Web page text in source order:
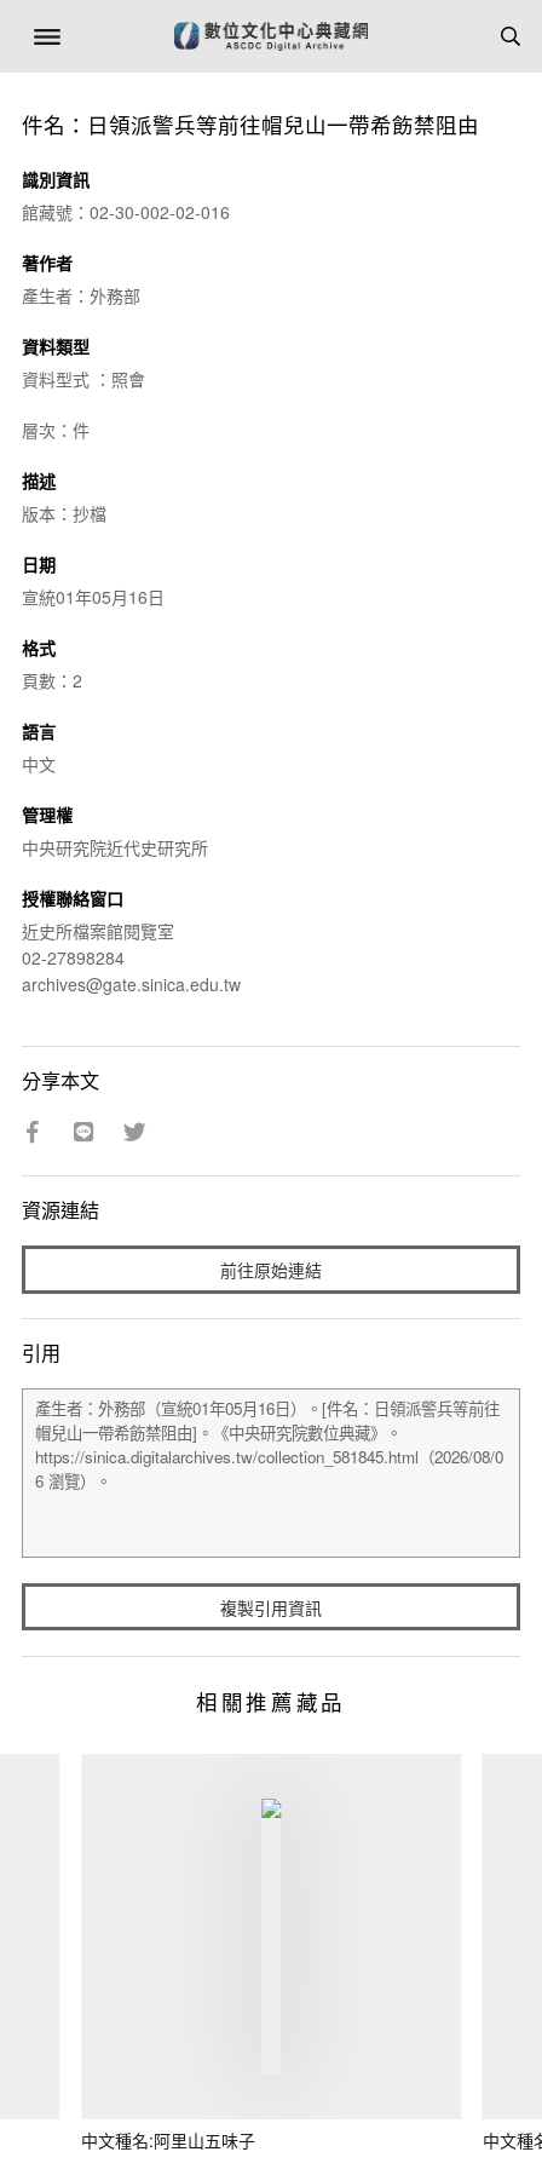
件名：日領派警兵等前往帽兒山一帶希飭禁阻由
識別資訊
館藏號：02-30-002-02-016
著作者
產生者：外務部
資料類型
資料型式 ：照會
層次：件
描述
版本：抄檔
日期
宣統01年05月16日
格式
頁數：2
語言
中文
管理權
中央研究院近代史研究所
授權聯絡窗口
近史所檔案館閱覽室
02-27898284
archives@gate.sinica.edu.tw
分享本文
資源連結
前往原始連結
引用
複製引用資訊
相關推薦藏品
中文種名:阿里山五味子 中文種